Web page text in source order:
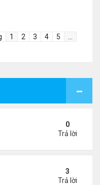
1 2 3 4 5
phố Mỹ
0
Trả lời
cửa, tình duyên lận
3
Trả lời